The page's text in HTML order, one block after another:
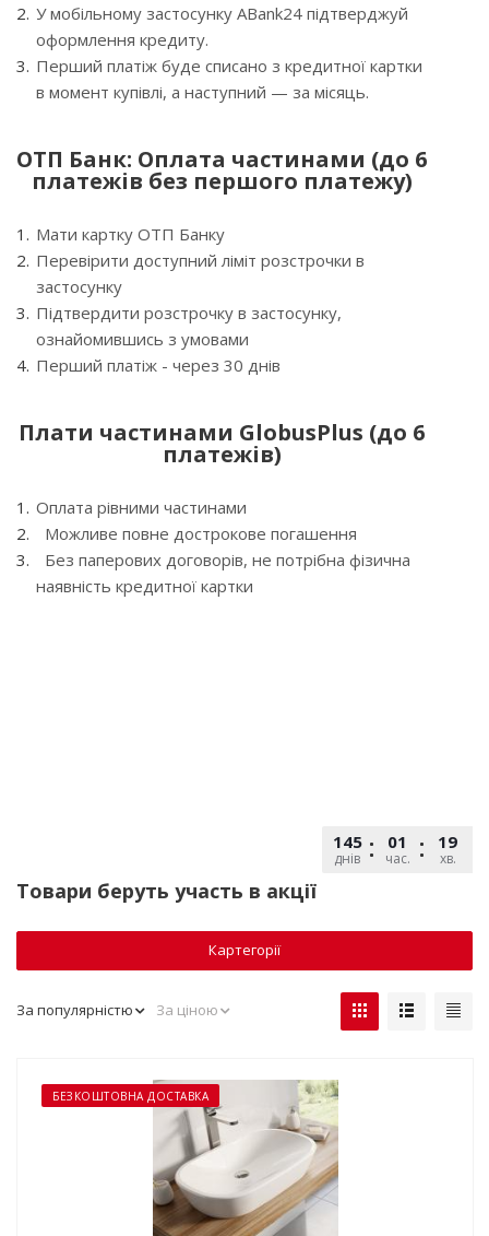
У мобільному застосунку ABank24 підтверджуй
оформлення кредиту.
Перший платіж буде списано з кредитної картки
в момент купівлі, а наступний — за місяць.
ОТП Банк: Оплата частинами (до 6
платежів без першого платежу)
Мати картку ОТП Банку
Перевірити доступний ліміт розстрочки в
застосунку
Підтвердити розстрочку в застосунку,
ознайомившись з умовами
Перший платіж - через 30 днів
Плати частинами GlobusPlus (до 6
платежів)
Оплата рівними частинами
Можливе повне дострокове погашення
Без паперових договорів, не потрібна фізична
наявність кредитної картки
145
днів
01
час.
19
хв.
Товари беруть участь в акції
Картегорії
За популярністю За ціною
БЕЗКОШТОВНА ДОСТАВКА